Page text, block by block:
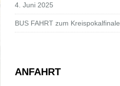
4. Juni 2025
BUS FAHRT zum Kreispokalfinale
ANFAHRT